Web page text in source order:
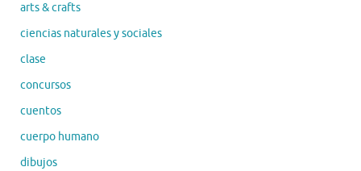
arts & crafts
ciencias naturales y sociales
clase
concursos
cuentos
cuerpo humano
dibujos